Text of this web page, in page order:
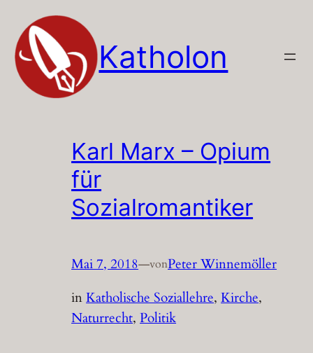
Inhalt
springen
Katholon
Karl Marx – Opium
für
Sozialromantiker
Mai 7, 2018—vonPeter Winnemöller
inKatholische Soziallehre, Kirche
Naturrecht, Politik